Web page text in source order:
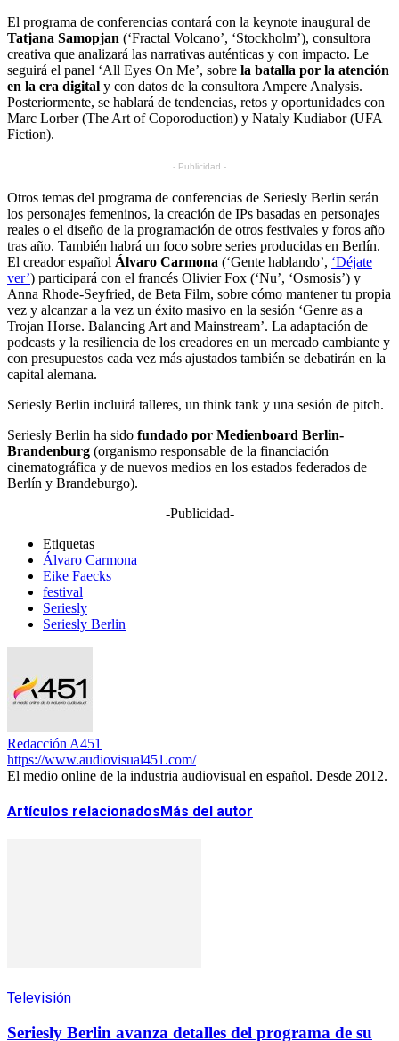
El programa de conferencias contará con la keynote inaugural de
Tatjana Samopjan (‘Fractal Volcano’, ‘Stockholm’), consultora
creativa que analizará las narrativas auténticas y con impacto. Le
seguirá el panel ‘All Eyes On Me’, sobre la batalla por la atención
en la era digital y con datos de la consultora Ampere Analysis.
Posteriormente, se hablará de tendencias, retos y oportunidades con
Marc Lorber (The Art of Coporoduction) y Nataly Kudiabor (UFA
Fiction).
- Publicidad -
Otros temas del programa de conferencias de Seriesly Berlin serán
los personajes femeninos, la creación de IPs basadas en personajes
reales o el diseño de la programación de otros festivales y foros año
tras año. También habrá un foco sobre series producidas en Berlín.
El creador español Álvaro Carmona (‘Gente hablando’, ‘Déjate
ver’) participará con el francés Olivier Fox (‘Nu’, ‘Osmosis’) y
Anna Rhode-Seyfried, de Beta Film, sobre cómo mantener tu propia
vez y alcanzar a la vez un éxito masivo en la sesión ‘Genre as a
Trojan Horse. Balancing Art and Mainstream’. La adaptación de
podcasts y la resiliencia de los creadores en un mercado cambiante y
con presupuestos cada vez más ajustados también se debatirán en la
capital alemana.
Seriesly Berlin incluirá talleres, un think tank y una sesión de pitch.
Seriesly Berlin ha sido fundado por Medienboard Berlin-
Brandenburg (organismo responsable de la financiación
cinematográfica y de nuevos medios en los estados federados de
Berlín y Brandeburgo).
-Publicidad-
Etiquetas
Álvaro Carmona
Eike Faecks
festival
Seriesly
Seriesly Berlin
Redacción A451
https://www.audiovisual451.com/
El medio online de la industria audiovisual en español. Desde 2012.
Artículos relacionadosMás del autor
Televisión
Seriesly Berlin avanza detalles del programa de su